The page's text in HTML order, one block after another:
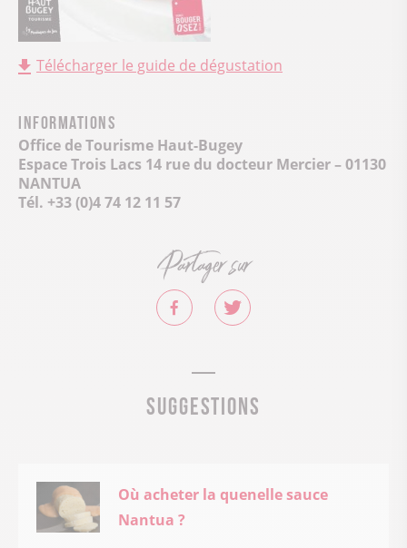
Télécharger le guide de dégustation
Informations
Office de Tourisme Haut-Bugey
Espace Trois Lacs 14 rue du docteur Mercier – 01130
NANTUA
Tél. +33 (0)4 74 12 11 57
Partager sur
Suggestions
Où acheter la quenelle sauce
Nantua ?